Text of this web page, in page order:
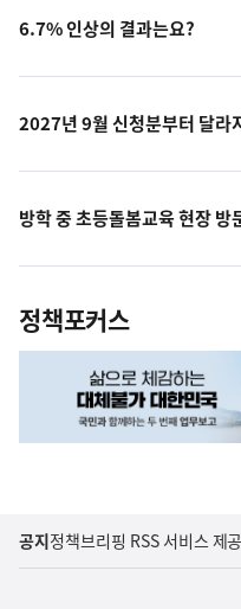
6.7% 인상의 결과는요?
2027년 9월 신청분부터 달라
방학 중 초등돌봄교육 현장 방
정책포커스
공지정책브리핑 RSS 서비스 제